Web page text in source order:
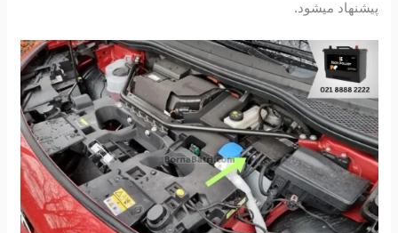
پیشنهاد میشود.